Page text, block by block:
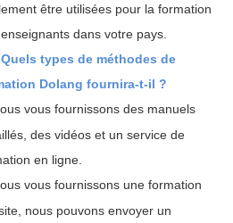
être utilisées pour la formation
dans votre pays.
types de méthodes de
Dolang fournira-t-il ?
vous fournissons des manuels
des vidéos et un service de
en ligne.
vous fournissons une formation
nous pouvons envoyer un